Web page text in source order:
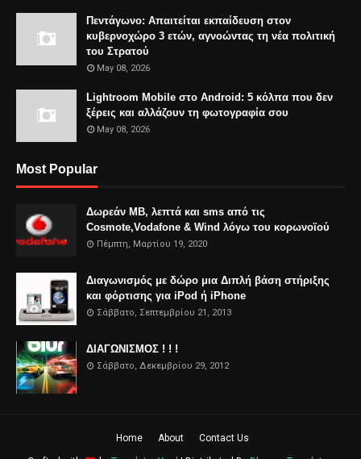
Πεντάγωνο: Απαιτείται εκπαίδευση στον
κυβερνοχώρο 3 ετών, αγνοώντας τη νέα πολιτική
του Στρατού
May 08, 2026
Lightroom Mobile στο Android: 5 κόλπα που δεν
ξέρεις και αλλάζουν τη φωτογραφία σου
May 08, 2026
Most Popular
Δωρεάν MB, λεπτά και sms από τις
Cosmote,Vodafone & Wind λόγω του κορωνοϊού
Πέμπτη, Μαρτίου 19, 2020
Διαγωνισμός με δώρο μια Διπλή βάση στήριξης
και φόρτισης για iPod ή iPhone
Σάββατο, Σεπτεμβρίου 21, 2013
ΔΙΑΓΩΝΙΣΜΟΣ ! ! !
Σάββατο, Δεκεμβρίου 29, 2012
Home About Contact Us